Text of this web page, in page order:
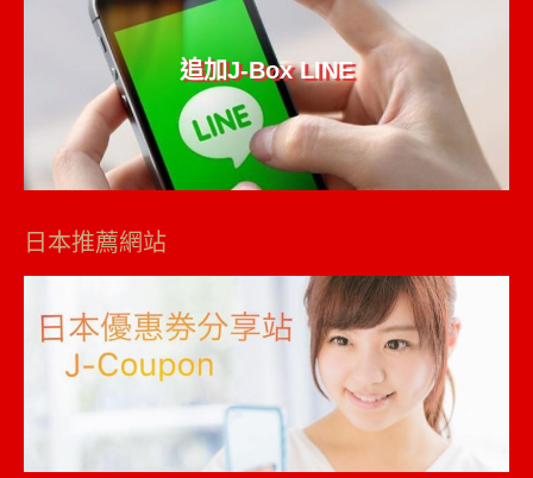
追加J-Box LINE
日本推薦網站